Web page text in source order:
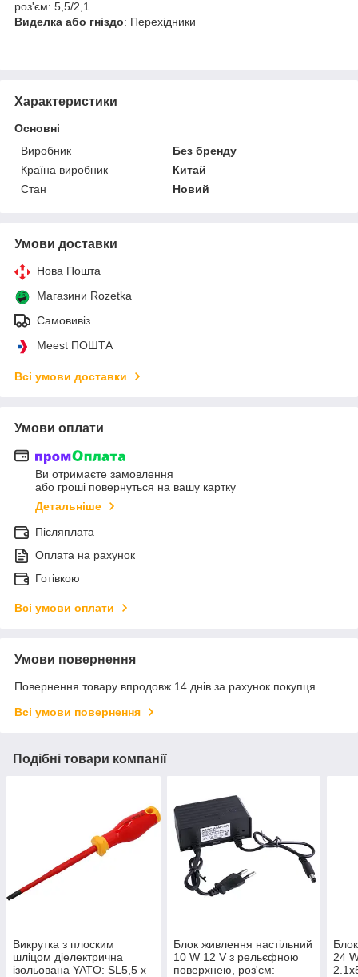
роз'єм: 5,5/2,1
Виделка або гніздо: Перехідники
Характеристики
Основні
Виробник
Без бренду
Країна виробник
Китай
Стан
Новий
Умови доставки
Нова Пошта
Магазини Rozetka
Самовивіз
Meest ПОШТА
Всі умови доставки
Умови оплати
Ви отримаєте замовлення
або гроші повернуться на вашу картку
Детальніше
Післяплата
Оплата на рахунок
Готівкою
Всі умови оплати
Умови повернення
Повернення товару впродовж 14 днів за рахунок покупця
Всі умови повернення
Подібні товари компанії
Викрутка з плоским
шліцом діелектрична
ізольована YATO: SL5,5 x
Блок живлення настільний
10 W 12 V з рельєфною
поверхнею, роз'єм:
24